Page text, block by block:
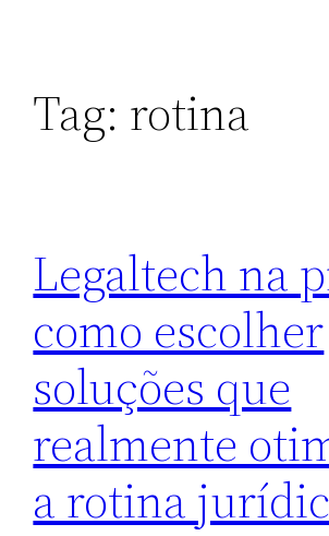
Tag: rotina
Legaltech na
como escolher
soluções que
realmente
a rotina